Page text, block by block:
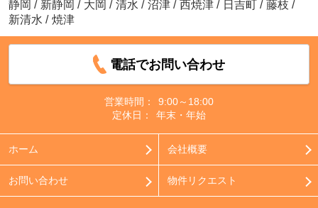
静岡 / 新静岡 / 大岡 / 清水 / 沼津 / 西焼津 / 日吉町 / 藤枝 /
新清水 / 焼津
電話でお問い合わせ
営業時間：
9:00～18:00
定休日：
年末・年始
ホーム 会社概要
お問い合わせ 物件リクエスト